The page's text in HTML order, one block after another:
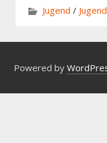
Jugend /
Powered by